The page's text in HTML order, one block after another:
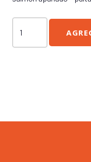
Rolls
cantidad